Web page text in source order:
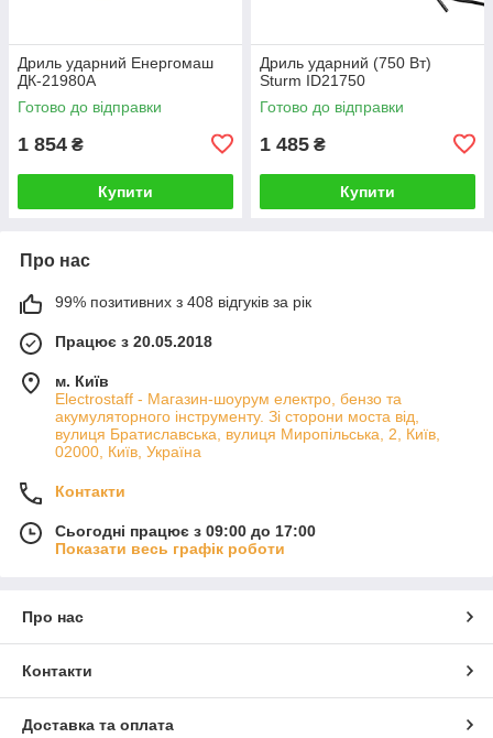
Дриль ударний Енергомаш
ДК-21980А
Готово до відправки
1 854 ₴
Купити
Дриль ударний (750 Вт)
Sturm ID21750
Готово до відправки
1 485 ₴
Купити
Про нас
99% позитивних з 408 відгуків за рік
Працює з 20.05.2018
м. Київ
Electrostaff - Магазин-шоурум електро, бензо та
акумуляторного інструменту. Зі сторони моста від,
вулиця Братиславська, вулиця Миропільська, 2, Київ,
02000, Київ, Україна
Контакти
Сьогодні працює з 09:00 до 17:00
Показати весь графік роботи
Про нас
Контакти
Доставка та оплата